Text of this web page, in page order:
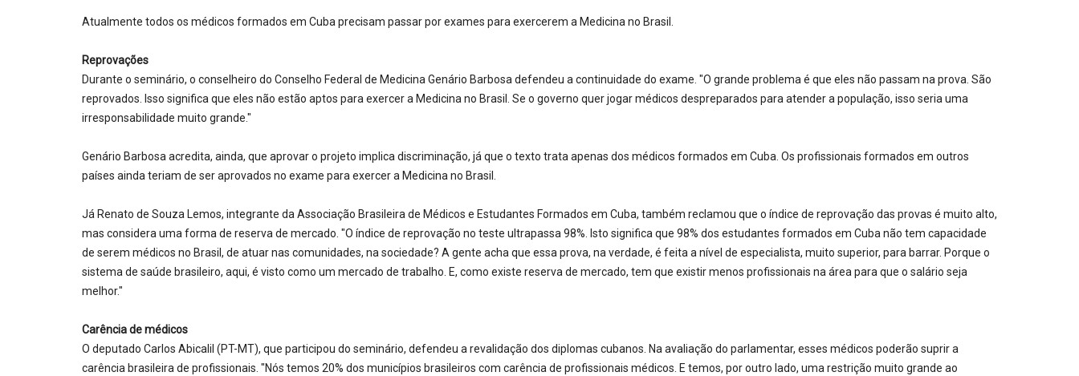
Atualmente todos os médicos formados em Cuba precisam passar por exames para exercerem a Medicina no Brasil.
Reprovações
Durante o seminário, o conselheiro do Conselho Federal de Medicina Genário Barbosa defendeu a continuidade do exame. "O grande problema é que eles não passam na prova. São
reprovados. Isso significa que eles não estão aptos para exercer a Medicina no Brasil. Se o governo quer jogar médicos despreparados para atender a população, isso seria uma
irresponsabilidade muito grande."
Genário Barbosa acredita, ainda, que aprovar o projeto implica discriminação, já que o texto trata apenas dos médicos formados em Cuba. Os profissionais formados em outros
países ainda teriam de ser aprovados no exame para exercer a Medicina no Brasil.
Já Renato de Souza Lemos, integrante da Associação Brasileira de Médicos e Estudantes Formados em Cuba, também reclamou que o índice de reprovação das provas é muito alto,
mas considera uma forma de reserva de mercado. "O índice de reprovação no teste ultrapassa 98%. Isto significa que 98% dos estudantes formados em Cuba não tem capacidade
de serem médicos no Brasil, de atuar nas comunidades, na sociedade? A gente acha que essa prova, na verdade, é feita a nível de especialista, muito superior, para barrar. Porque o
sistema de saúde brasileiro, aqui, é visto como um mercado de trabalho. E, como existe reserva de mercado, tem que existir menos profissionais na área para que o salário seja
melhor."
Carência de médicos
O deputado Carlos Abicalil (PT-MT), que participou do seminário, defendeu a revalidação dos diplomas cubanos. Na avaliação do parlamentar, esses médicos poderão suprir a
carência brasileira de profissionais. "Nós temos 20% dos municípios brasileiros com carência de profissionais médicos. E temos, por outro lado, uma restrição muito grande ao